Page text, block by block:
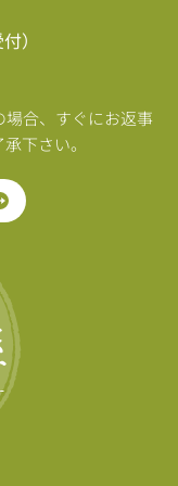
）
合、すぐにお返事
下さい。